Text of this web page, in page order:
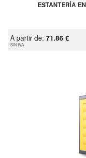
ESTANTERÍA
A partir de: 71.86 €
SIN IVA